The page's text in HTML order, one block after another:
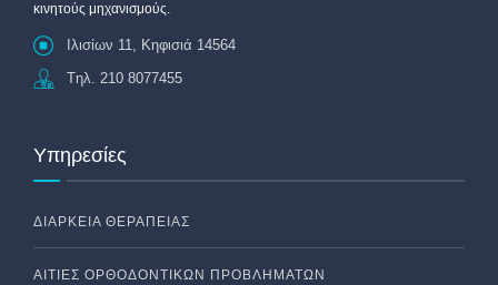
κινητούς μηχανισμούς.
Ιλισίων 11, Κηφισιά 14564
Tηλ. 210 8077455
Υπηρεσίες
ΔΙΆΡΚΕΙΑ ΘΕΡΑΠΕΊΑΣ
ΑΙΤΊΕΣ ΟΡΘΟΔΟΝΤΙΚΏΝ ΠΡΟΒΛΗΜΆΤΩΝ